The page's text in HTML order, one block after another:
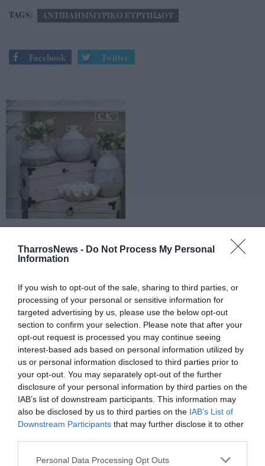
TharrosNews - Do Not Process My Personal
Information
If you wish to opt-out of the sale, sharing to third parties, or
processing of your personal or sensitive information for
targeted advertising by us, please use the below opt-out
section to confirm your selection. Please note that after your
opt-out request is processed you may continue seeing
interest-based ads based on personal information utilized by
us or personal information disclosed to third parties prior to
your opt-out. You may separately opt-out of the further
disclosure of your personal information by third parties on the
IAB’s list of downstream participants. This information may
also be disclosed by us to third parties on the IAB’s List of
Downstream Participants that may further disclose it to other
Personal Data Processing Opt Outs
TAGS: ΑΝΤΙΠΛΗΜΜΥΡΙΚΟ ΕΥΡΥΠΙΔΟΥ
Facebook Twitter